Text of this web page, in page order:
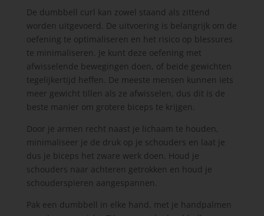
De dumbbell curl kan zowel staand als zittend
worden uitgevoerd. De uitvoering is belangrijk om de
oefening te optimaliseren en het risico op blessures
te minimaliseren. Je kunt deze oefening met
afwisselende bewegingen doen, of beide gewichten
tegelijkertijd heffen. De meeste mensen kunnen iets
meer gewicht tillen als ze afwisselen, dus dit is de
beste manier om grotere biceps te krijgen.
Door je armen recht naast je lichaam te houden,
minimaliseer je de druk op je schouders en laat je
dus je biceps het zware werk doen. Houd je
schouders naar achteren getrokken en houd je
schouderspieren aangespannen.
Pak een dumbbell in elke hand, met je handpalmen